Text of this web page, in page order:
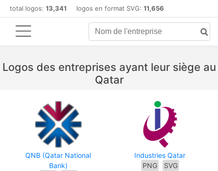
total logos: 13,341 logos en format SVG: 11,656
Logos des entreprises ayant leur siège au
Qatar
QNB (Qatar National
Bank)
Industries Qatar
PNG
SVG